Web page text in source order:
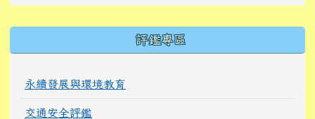
評鑑專區
永續發展與環境教育
交通安全評鑑